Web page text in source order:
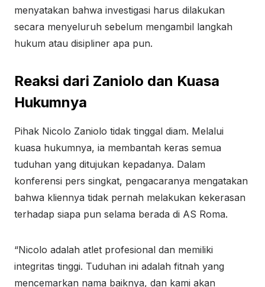
menyatakan bahwa investigasi harus dilakukan
secara menyeluruh sebelum mengambil langkah
hukum atau disipliner apa pun.
Reaksi dari Zaniolo dan Kuasa
Hukumnya
Pihak Nicolo Zaniolo tidak tinggal diam. Melalui
kuasa hukumnya, ia membantah keras semua
tuduhan yang ditujukan kepadanya. Dalam
konferensi pers singkat, pengacaranya mengatakan
bahwa kliennya tidak pernah melakukan kekerasan
terhadap siapa pun selama berada di AS Roma.
“Nicolo adalah atlet profesional dan memiliki
integritas tinggi. Tuduhan ini adalah fitnah yang
mencemarkan nama baiknya, dan kami akan